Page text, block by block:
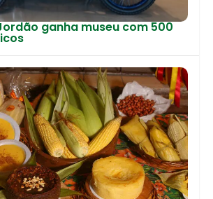
ganha museu com 500